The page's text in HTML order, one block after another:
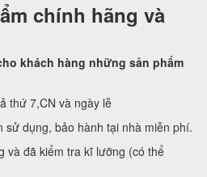
chính hãng và
khách hàng những sản phẩm
thứ 7,CN và ngày lễ
dụng, bảo hành tại nhà miễn phí.
và đã kiểm tra kĩ lưỡng (có thể